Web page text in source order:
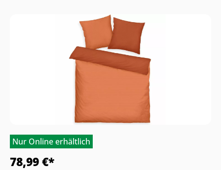
Nur Online erhältlich
78,99 €*